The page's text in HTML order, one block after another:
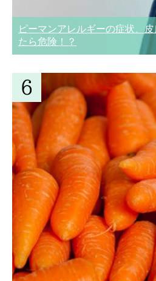
ピーマンアレルギーの症状、
たら危険！？